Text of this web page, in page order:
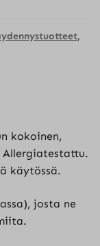
,
kokoinen,
käytössä.
josta ne